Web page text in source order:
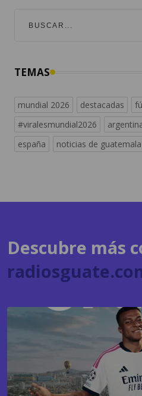
mundial 2026
españa
noticias de guatemala
radiosguate.com